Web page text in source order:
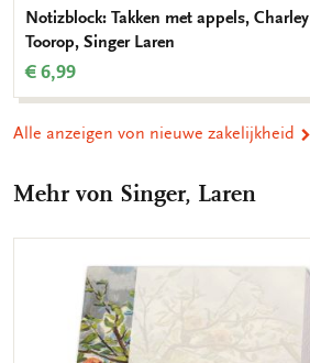
Notizblock: Takken met appels, Charley
Toorop, Singer Laren
€ 6,99
Alle anzeigen von nieuwe zakelijkheid
Mehr von Singer, Laren